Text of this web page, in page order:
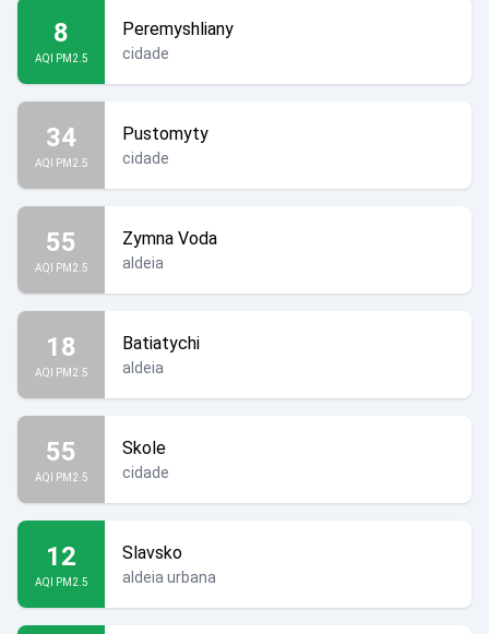
8
AQI PM2.5
Peremyshliany
cidade
34
AQI PM2.5
Pustomyty
cidade
55
AQI PM2.5
Zymna Voda
aldeia
18
AQI PM2.5
Batiatychi
aldeia
55
AQI PM2.5
Skole
cidade
12
AQI PM2.5
Slavsko
aldeia urbana